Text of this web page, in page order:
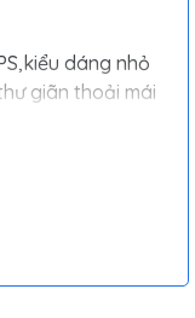
dáng nhỏ
giãn thoải mái
nhau như
chức năng